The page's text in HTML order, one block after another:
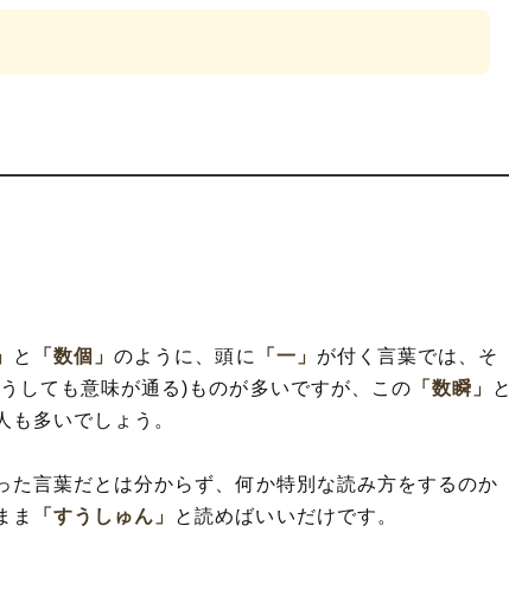
と 「数個」のように、頭に 「一」 が付く言葉では、そ
しても意味が通る)ものが多いですが、この 「数瞬」 と
多いでしょう。
た言葉だとは分からず、何か特別な読み方をするのか
ま
「すうしゅん」 と読めばいいだけです。